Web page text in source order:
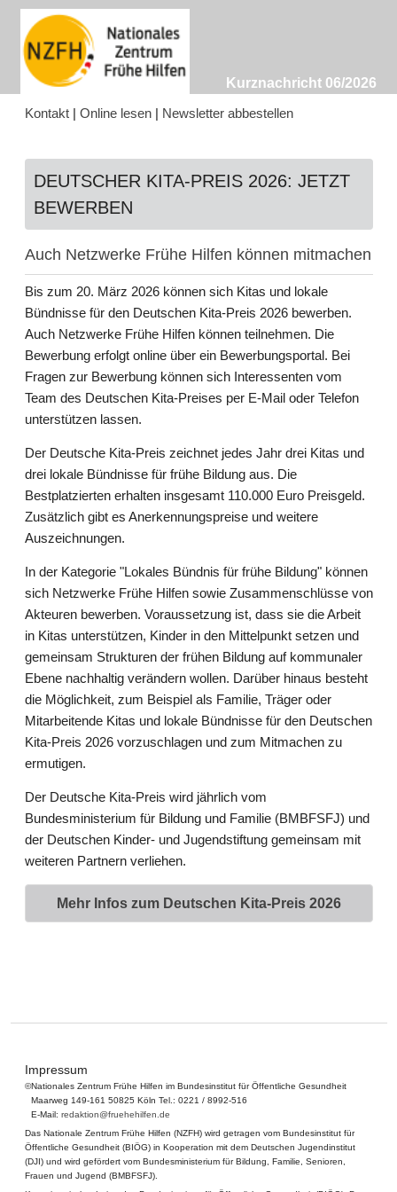
Kurznachricht 06/2026
Kontakt | Online lesen | Newsletter abbestellen
DEUTSCHER KITA-PREIS 2026: JETZT
BEWERBEN
Auch Netzwerke Frühe Hilfen können mitmachen
Bis zum 20. März 2026 können sich Kitas und lokale
Bündnisse für den Deutschen Kita-Preis 2026 bewerben.
Auch Netzwerke Frühe Hilfen können teilnehmen. Die
Bewerbung erfolgt online über ein Bewerbungsportal. Bei
Fragen zur Bewerbung können sich Interessenten vom
Team des Deutschen Kita-Preises per E-Mail oder Telefon
unterstützen lassen.
Der Deutsche Kita-Preis zeichnet jedes Jahr drei Kitas und
drei lokale Bündnisse für frühe Bildung aus. Die
Bestplatzierten erhalten insgesamt 110.000 Euro Preisgeld.
Zusätzlich gibt es Anerkennungspreise und weitere
Auszeichnungen.
In der Kategorie "Lokales Bündnis für frühe Bildung" können
sich Netzwerke Frühe Hilfen sowie Zusammenschlüsse von
Akteuren bewerben. Voraussetzung ist, dass sie die Arbeit
in Kitas unterstützen, Kinder in den Mittelpunkt setzen und
gemeinsam Strukturen der frühen Bildung auf kommunaler
Ebene nachhaltig verändern wollen. Darüber hinaus besteht
die Möglichkeit, zum Beispiel als Familie, Träger oder
Mitarbeitende Kitas und lokale Bündnisse für den Deutschen
Kita-Preis 2026 vorzuschlagen und zum Mitmachen zu
ermutigen.
Der Deutsche Kita-Preis wird jährlich vom
Bundesministerium für Bildung und Familie (BMBFSFJ) und
der Deutschen Kinder- und Jugendstiftung gemeinsam mit
weiteren Partnern verliehen.
Mehr Infos zum Deutschen Kita-Preis 2026
Impressum
©Nationales Zentrum Frühe Hilfen im Bundesinstitut für Öffentliche Gesundheit
Maarweg 149-161 50825 Köln Tel.: 0221 / 8992-516
E-Mail: redaktion@fruehehilfen.de
Das Nationale Zentrum Frühe Hilfen (NZFH) wird getragen vom Bundesinstitut für
Öffentliche Gesundheit (BIÖG) in Kooperation mit dem Deutschen Jugendinstitut
(DJI) und wird gefördert vom Bundesministerium für Bildung, Familie, Senioren,
Frauen und Jugend (BMBFSFJ).